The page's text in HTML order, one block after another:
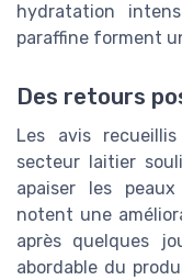
hydratation
paraffine forment
Des retours
Les avis
secteur laitier
apaiser les
notent une
après quelques
abordable du